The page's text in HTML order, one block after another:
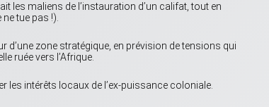
les maliens de l’instauration d’un califat, tout en
tue pas !).
d’une zone stratégique, en prévision de tensions qui
ruée vers l’Afrique.
les intérêts locaux de l’ex-puissance coloniale.